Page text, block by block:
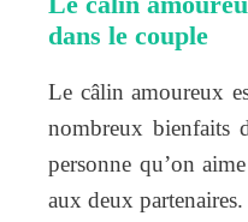
dans le couple
Le câlin amoureux
nombreux bienfaits
personne qu’on
aux deux